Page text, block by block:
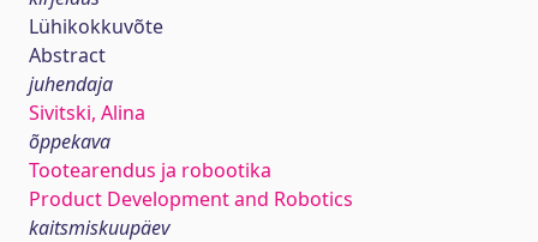
Lühikokkuvõte
Abstract
juhendaja
Sivitski, Alina
õppekava
Tootearendus ja robootika
Product Development and Robotics
kaitsmiskuupäev